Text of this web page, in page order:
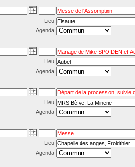
Lieu
Agenda
Lieu
Agenda
Lieu
Agenda
Lieu
Agenda